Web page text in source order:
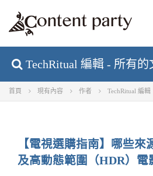
TechRitual 編輯 - 所有
首頁 現有內容 作者 TechRitual 編輯
【電視選購指南】哪些
及高動態範圍（HDR）電